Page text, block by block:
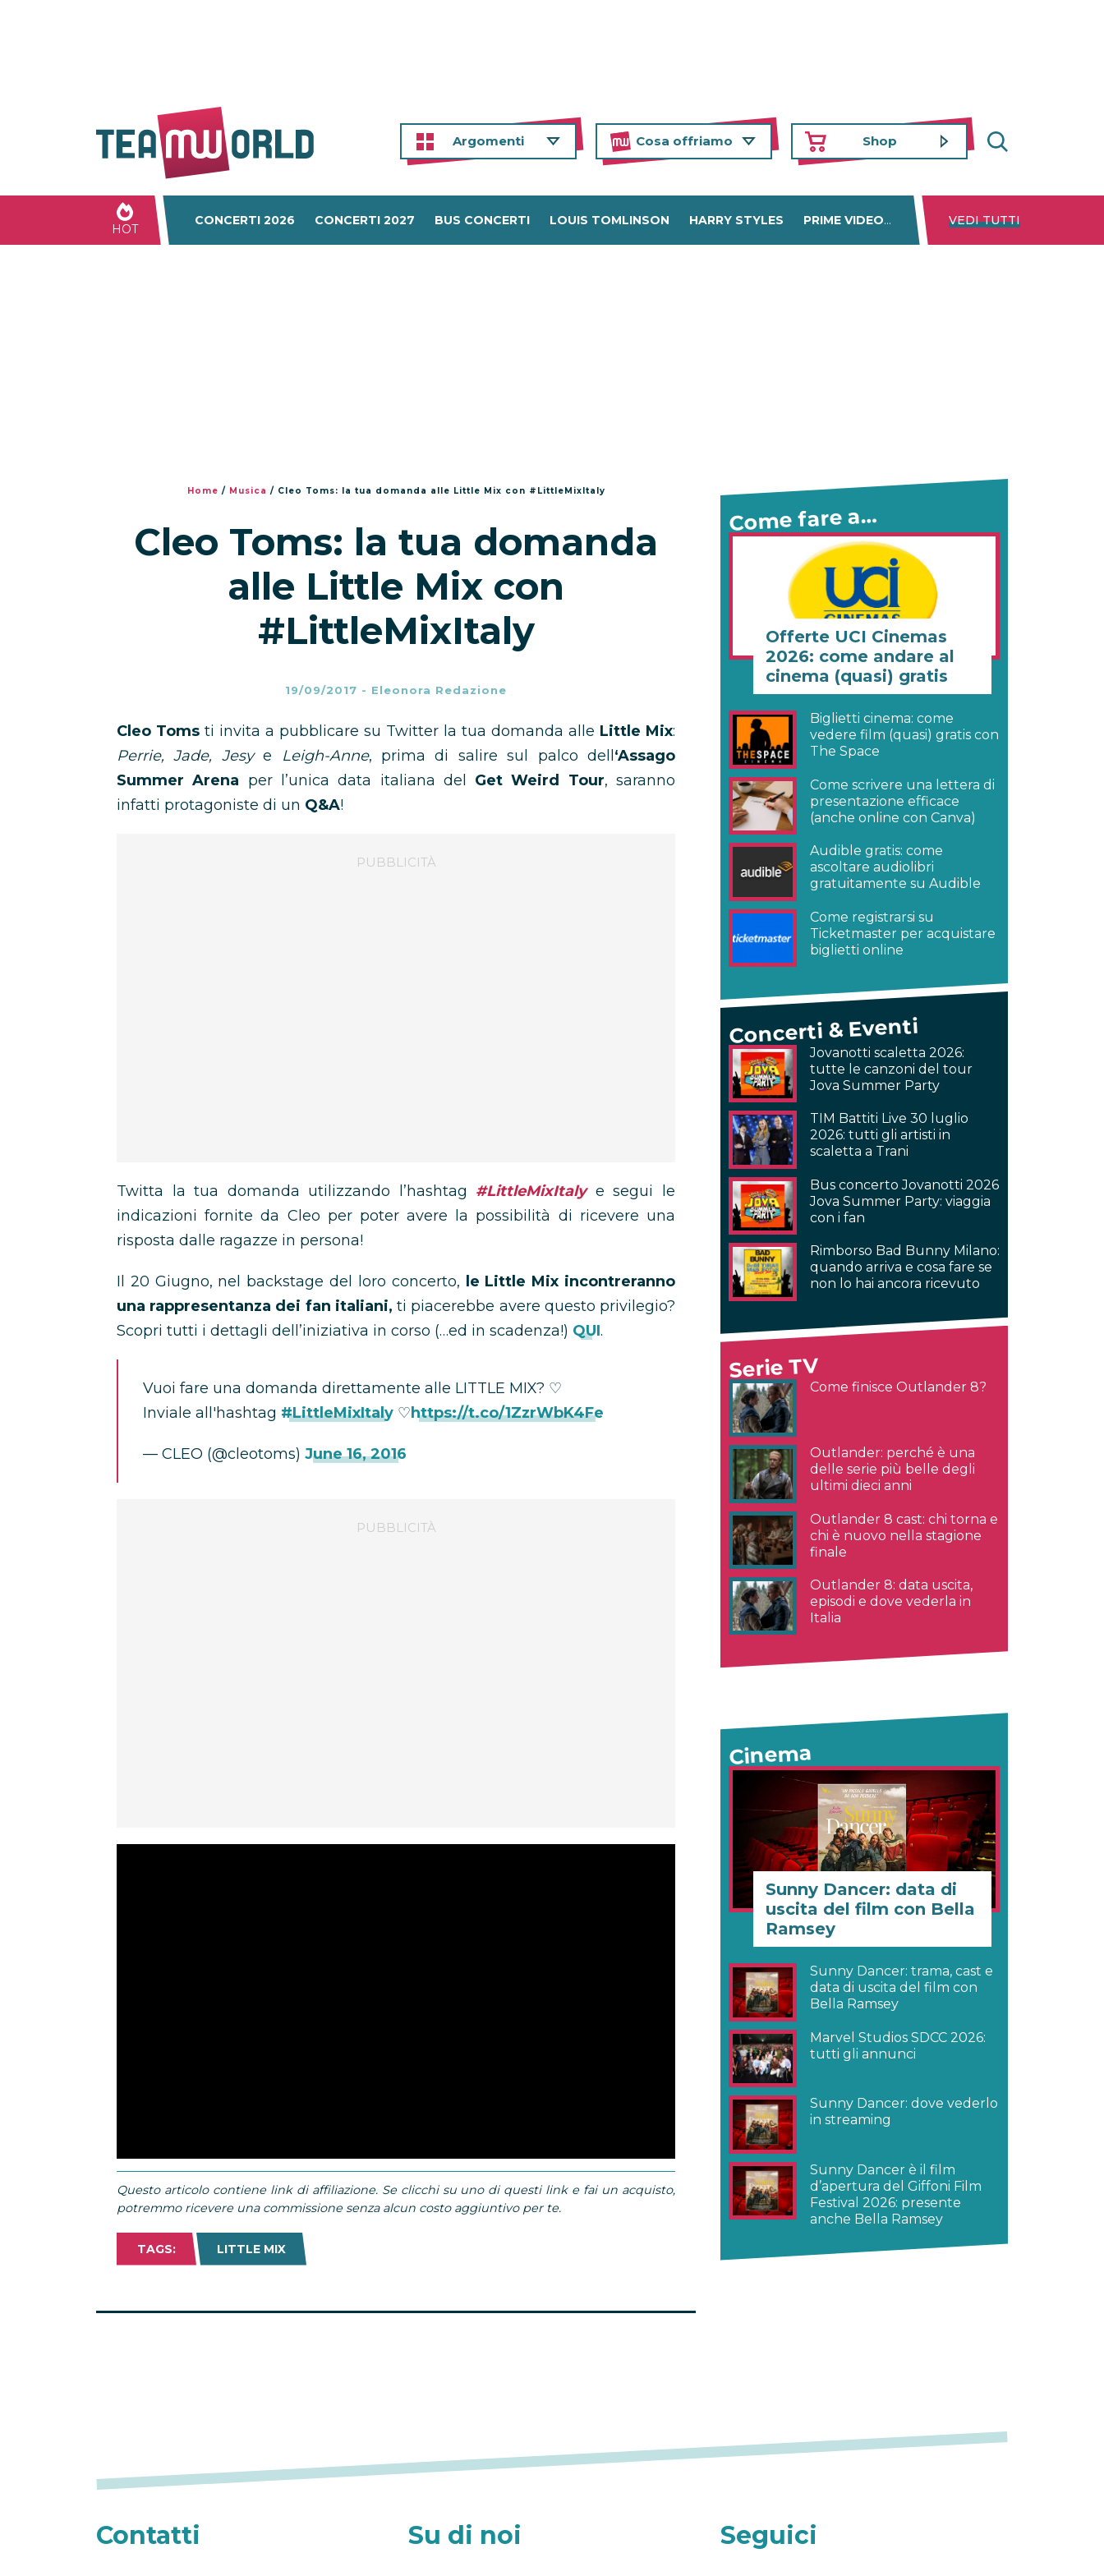
Argomenti Cosa offriamo Shop
HOT
CONCERTI 2026 CONCERTI 2027 BUS CONCERTI LOUIS TOMLINSON HARRY STYLES PRIME VIDEO DISNEY+ NETFLIX
VEDI TUTTI
Home / Musica / Cleo Toms: la tua domanda alle Little Mix con #LittleMixItaly
Cleo Toms: la tua domanda
alle Little Mix con
#LittleMixItaly
19/09/2017 - Eleonora Redazione
Cleo Toms ti invita a pubblicare su Twitter la tua domanda alle Little Mix:
Perrie, Jade, Jesye Leigh-Anne, prima di salire sul palco dell ‘Assago
Summer Arena per l’unica data italiana del Get Weird Tour, saranno
infatti protagoniste di un Q&A!
Twitta la tua domanda utilizzando l’hashtag #LittleMixItalye segui le
indicazioni fornite da Cleo per poter avere la possibilità di ricevere una
risposta dalle ragazze in persona!
Il 20 Giugno, nel backstage del loro concerto,
le Little Mix incontreranno
una rappresentanza dei fan italiani, ti piacerebbe avere questo privilegio?
Scopri tutti i dettagli dell’iniziativa in corso (…ed in scadenza!) QUI.
Vuoi fare una domanda direttamente alle LITTLE MIX? ♡
Inviale all'hashtag #LittleMixItaly ♡https://t.co/1ZzrWbK4Fe
— CLEO (@cleotoms) June 16, 2016
Questo articolo contiene link di affiliazione. Se clicchi su uno di questi link e fai un acquisto,
potremmo ricevere una commissione senza alcun costo aggiuntivo per te.
TAGS: LITTLE MIX
Come fare a…
Offerte UCI Cinemas
2026: come andare al
cinema (quasi) gratis
Biglietti cinema: come
vedere film (quasi) gratis con
The Space
Come scrivere una lettera di
presentazione efficace
(anche online con Canva)
Audible gratis: come
ascoltare audiolibri
gratuitamente su Audible
Come registrarsi su
Ticketmaster per acquistare
biglietti online
Concerti & Eventi
Jovanotti scaletta 2026:
tutte le canzoni del tour
Jova Summer Party
TIM Battiti Live 30 luglio
2026: tutti gli artisti in
scaletta a Trani
Bus concerto Jovanotti 2026
Jova Summer Party: viaggia
con i fan
Rimborso Bad Bunny Milano:
quando arriva e cosa fare se
non lo hai ancora ricevuto
Serie TV
Come finisce Outlander 8?
Outlander: perché è una
delle serie più belle degli
ultimi dieci anni
Outlander 8 cast: chi torna e
chi è nuovo nella stagione
finale
Outlander 8: data uscita,
episodi e dove vederla in
Italia
Cinema
Sunny Dancer: data di
uscita del film con Bella
Ramsey
Sunny Dancer: trama, cast e
data di uscita del film con
Bella Ramsey
Marvel Studios SDCC 2026:
tutti gli annunci
Sunny Dancer: dove vederlo
in streaming
Sunny Dancer è il film
d’apertura del Giffoni Film
Festival 2026: presente
anche Bella Ramsey
Contatti Su di noi Seguici